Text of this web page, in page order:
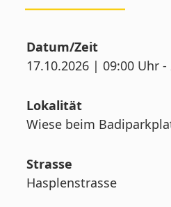
Datum/Zeit
17.10.2026 | 09:00 Uhr -
Lokalität
Wiese beim
Strasse
Hasplenstrasse